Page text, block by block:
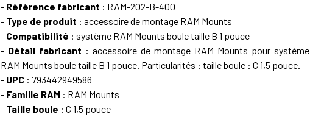
- Référence fabricant : RAM-202-B-400
- Type de produit : accessoire de montage RAM Mounts
- Compatibilité : système RAM Mounts boule taille B 1 pouce
- Détail fabricant : accessoire de montage RAM Mounts pour système
RAM Mounts boule taille B 1 pouce. Particularités : taille boule : C 1,5 pouce.
- UPC : 793442949586
- Famille RAM : RAM Mounts
- Taille boule : C 1,5 pouce